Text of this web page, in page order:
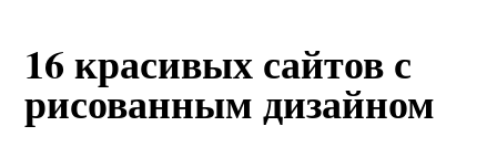
16 красивых сайтов с
рисованным дизайном